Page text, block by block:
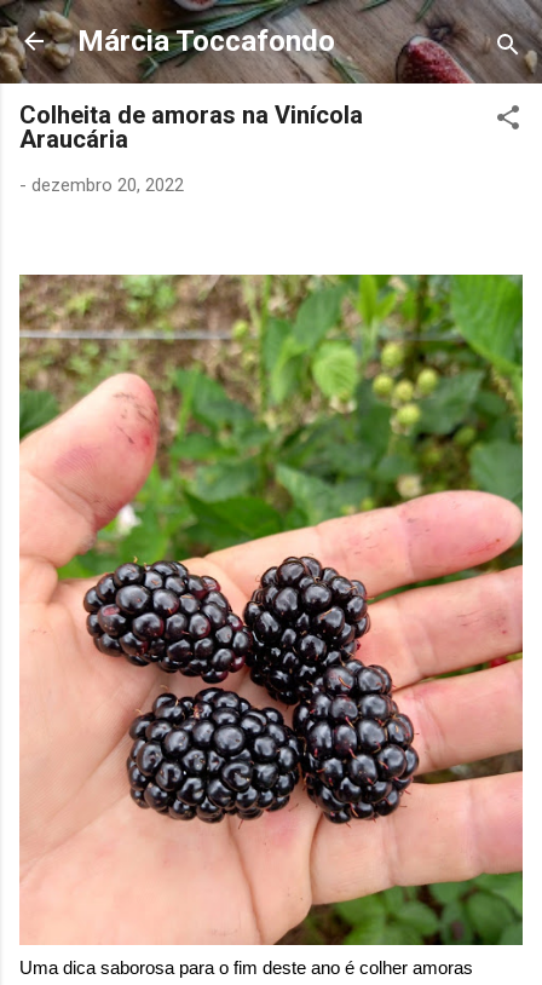
Pular para o conteúdo principal
Márcia Toccafondo
Colheita de amoras na Vinícola
Araucária
- dezembro 20, 2022
Uma dica saborosa para o fim deste ano é colher amoras